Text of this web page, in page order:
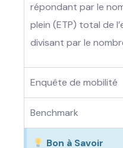
répondant par le
plein (ETP) total de
divisant par le
Enquête de mobilité
Benchmark
Bon à Savoir